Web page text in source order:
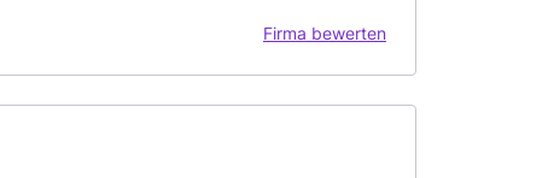
Firma bewerten